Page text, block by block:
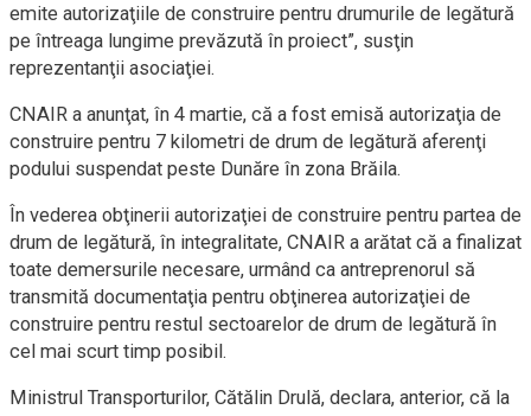
emite autorizaţiile de construire pentru drumurile de legătură
pe întreaga lungime prevăzută în proiect”, susţin
reprezentanţii asociaţiei.
CNAIR a anunţat, în 4 martie, că a fost emisă autorizaţia de
construire pentru 7 kilometri de drum de legătură aferenţi
podului suspendat peste Dunăre în zona Brăila.
În vederea obţinerii autorizaţiei de construire pentru partea de
drum de legătură, în integralitate, CNAIR a arătat că a finalizat
toate demersurile necesare, urmând ca antreprenorul să
transmită documentaţia pentru obţinerea autorizaţiei de
construire pentru restul sectoarelor de drum de legătură în
cel mai scurt timp posibil.
Ministrul Transporturilor, Cătălin Drulă, declara, anterior, că la